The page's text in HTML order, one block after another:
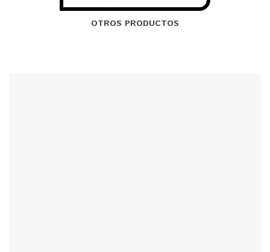
OTROS PRODUCTOS